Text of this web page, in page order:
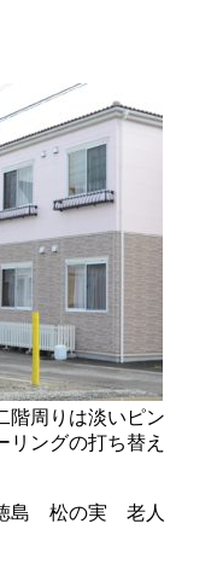
階周りは淡いピン
リングの打ち替え